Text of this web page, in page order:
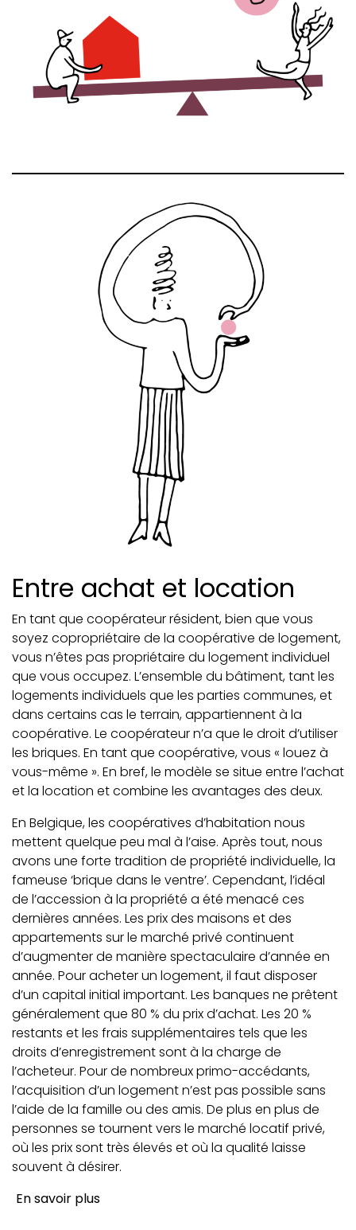
Entre achat et location
En tant que coopérateur résident, bien que vous
soyez copropriétaire de la coopérative de logement,
vous n’êtes pas propriétaire du logement individuel
que vous occupez. L’ensemble du bâtiment, tant les
logements individuels que les parties communes, et
dans certains cas le terrain, appartiennent à la
coopérative. Le coopérateur n’a que le droit d’utiliser
les briques. En tant que coopérative, vous « louez à
vous-même ». En bref, le modèle se situe entre l’achat
et la location et combine les avantages des deux.
En Belgique, les coopératives d’habitation nous
mettent quelque peu mal à l’aise. Après tout, nous
avons une forte tradition de propriété individuelle, la
fameuse ‘brique dans le ventre’. Cependant, l’idéal
de l’accession à la propriété a été menacé ces
dernières années. Les prix des maisons et des
appartements sur le marché privé continuent
d’augmenter de manière spectaculaire d’année en
année. Pour acheter un logement, il faut disposer
d’un capital initial important. Les banques ne prêtent
généralement que 80 % du prix d’achat. Les 20 %
restants et les frais supplémentaires tels que les
droits d’enregistrement sont à la charge de
l’acheteur. Pour de nombreux primo-accédants,
l’acquisition d’un logement n’est pas possible sans
l’aide de la famille ou des amis. De plus en plus de
personnes se tournent vers le marché locatif privé,
où les prix sont très élevés et où la qualité laisse
souvent à désirer.
En savoir plus